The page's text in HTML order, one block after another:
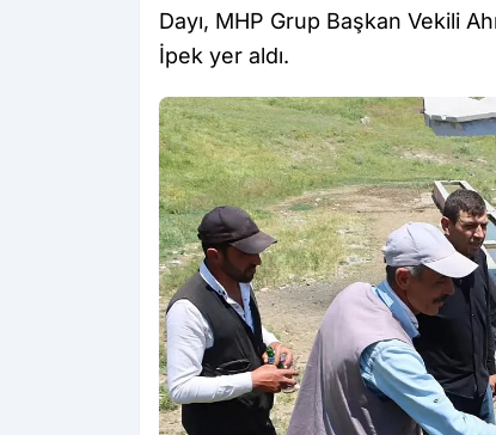
Dayı, MHP Grup Başkan Vekili
İpek yer aldı.